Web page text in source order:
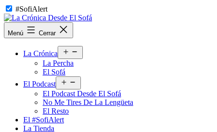
Saltar
al
contenido
#SofiAlert
La
Crónica
Menú Cerrar
La Crónica
el
La Percha
El Sofá
El Podcast
el
menú
El Podcast Desde El Sofá
No Me Tires De La Lengüeta
El Resto
El #SofiAlert
La Tienda